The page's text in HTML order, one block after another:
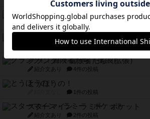
セミファイナル ～お前はまだ生き
紹介文あり 1件の投稿
ふたつの街の物語
紹介文あり 18件の投稿
クランク! ：冒険者たち（拡張）
紹介文あり 4件の投稿
とうほうの！
1件の投稿
スターマイン・ラミー ポケット
紹介文あり 2件の投稿